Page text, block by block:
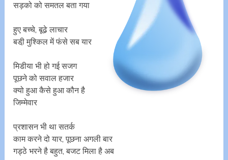
सड़को को समतल बता गया
हुए बच्चे, बूढे़ लाचार
बडी़ मुश्किल में फंसे सब यार
मिडीया भी हो गई सजग
पूछने को सवाल हजार
क्यो हुआ कैसे हुआ कौन है
जिम्मेवार
प्रशासन भी था सतर्क
काम करने दो यार, पूछना अगली बार
गड्ठे भरने है बहुत, बजट मिला है अब